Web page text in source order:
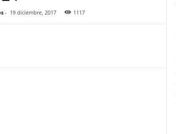
- 19 diciembre, 2017 1117